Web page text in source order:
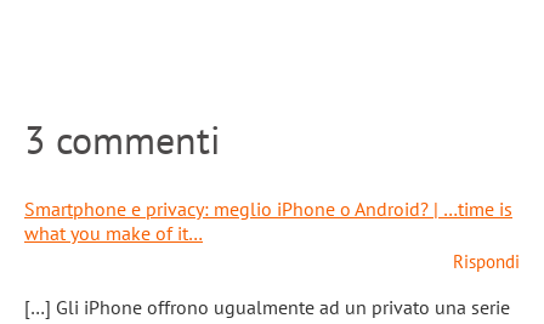
3 commenti
Smartphone e privacy: meglio iPhone o Android? | …time is
what you make of it…
Rispondi
[…] Gli iPhone offrono ugualmente ad un privato una serie